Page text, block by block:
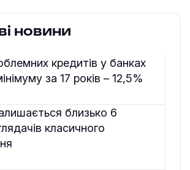
новини
кредитів у банках
за 17 років – 12,5%
близько 6
класичного